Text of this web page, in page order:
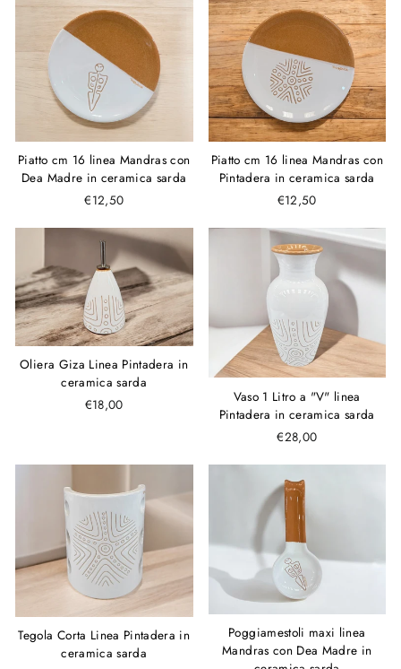
Piatto cm 16 linea Mandras con
Dea Madre in ceramica sarda
€12,50
Piatto cm 16 linea Mandras con
Pintadera in ceramica sarda
€12,50
Oliera Giza Linea Pintadera in
ceramica sarda
€18,00
Vaso 1 Litro a "V" linea
Pintadera in ceramica sarda
€28,00
Tegola Corta Linea Pintadera in
ceramica sarda
Poggiamestoli maxi linea
Mandras con Dea Madre in